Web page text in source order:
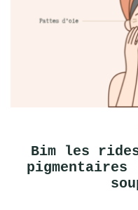
Bim les
pigmentaires